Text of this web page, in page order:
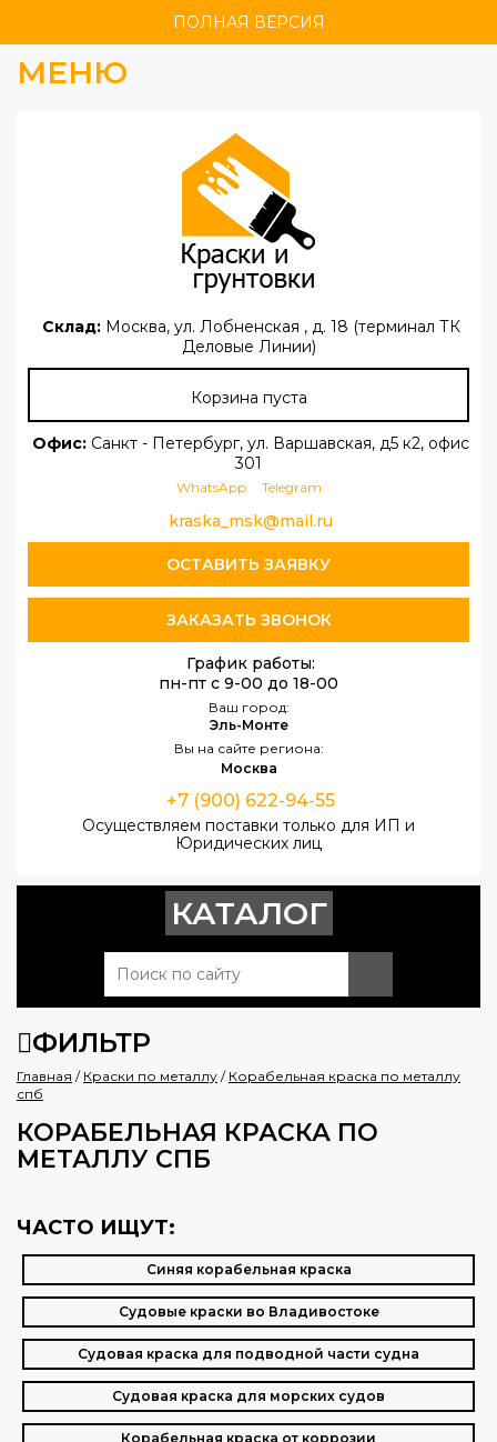
ПОЛНАЯ ВЕРСИЯ
МЕНЮ
Склад:Москва, ул. Лобненская , д. 18 (терминал ТК
Деловые Линии)
Корзина пуста
Офис: Санкт - Петербург, ул. Варшавская, д5 к2, офис
301
WhatsApp Telegram
kraska_msk@mail.ru
ОСТАВИТЬ ЗАЯВКУ
ЗАКАЗАТЬ ЗВОНОК
График работы:
пн-пт с 9-00 до 18-00
Ваш город:
Эль-Монте
Вы на сайте региона:
Москва
+7 (900) 622-94-55
Осуществляем поставки только для ИП и
Юридических лиц
КАТАЛОГ
ФИЛЬТР
Главная / Краски по металлу / Корабельная краска по металлу
спб
КОРАБЕЛЬНАЯ КРАСКА ПО
МЕТАЛЛУ СПБ
ЧАСТО ИЩУТ:
Синяя корабельная краска
Судовые краски во Владивостоке
Судовая краска для подводной части судна
Судовая краска для морских судов
Корабельная краска от коррозии